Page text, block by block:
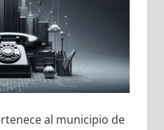
al municipio dе